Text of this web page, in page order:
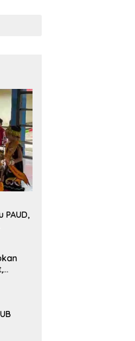
PAUD,